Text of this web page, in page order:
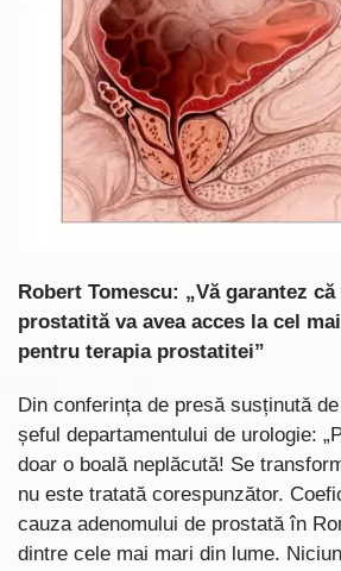
Robert Tomescu: „Vă garantez
prostatită va avea acces la cel
pentru terapia prostatitei”
Din conferința de presă susținută
șeful departamentului de urologie:
doar o boală neplăcută! Se
nu este tratată corespunzător.
cauza adenomului de prostată în
dintre cele mai mari din lume.